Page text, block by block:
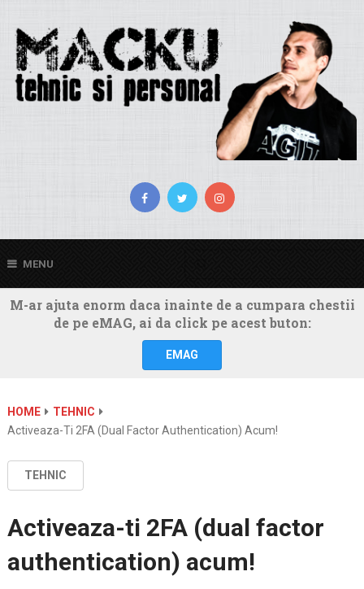
MENU
M-ar ajuta enorm daca inainte de a cumpara chestii
de pe eMAG, ai da click pe acest buton:
EMAG
HOME
TEHNIC
Activeaza-Ti 2FA (dual Factor Authentication) Acum!
TEHNIC
Activeaza-ti 2FA (dual factor
authentication) acum!